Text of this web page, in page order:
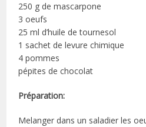
250 g de mascarpone
3 oeufs
25 ml d’huile de tournesol
1 sachet de levure chimique
4 pommes
pépites de chocolat
Préparation:
Melanger dans un saladier les